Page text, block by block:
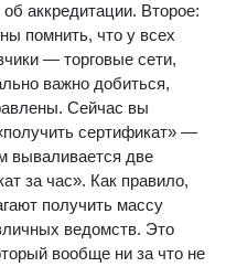
аккредитации. Второе:
помнить, что у всех
— торговые сети,
важно добиться,
Сейчас вы
сертификат» —
вываливается две
за час». Как правило,
получить массу
ведомств. Это
вообще ни за что не